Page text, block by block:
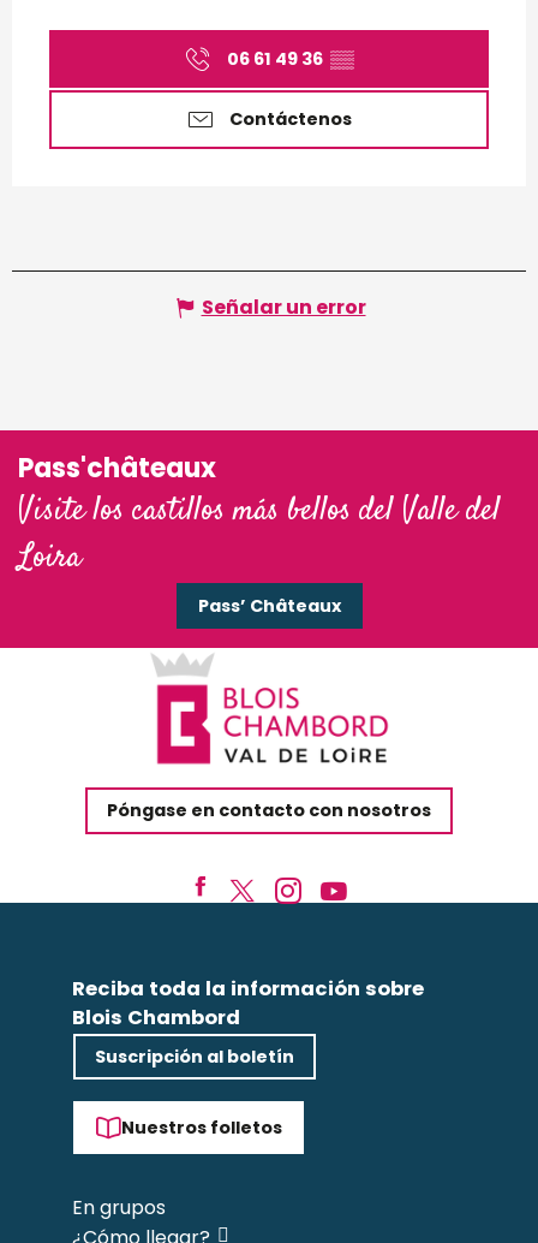
06 61 49 36 ▒▒
Contáctenos
Señalar un error
Pass'châteaux
Visite los castillos más bellos del Valle del
Loira
Pass’ Châteaux
Póngase en contacto con nosotros
Reciba toda la información sobre
Blois Chambord
Suscripción al boletín
Nuestros folletos
En grupos